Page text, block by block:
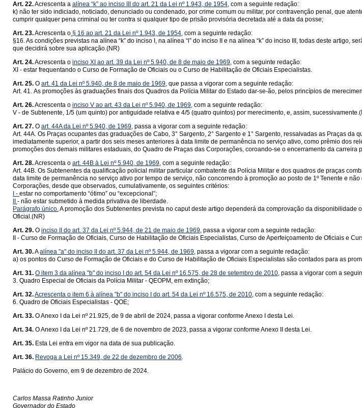
Art. 22.Acrescenta a alínea “k” ao inciso III do art. 21 da Lei nº 1.943, de 1954, com a seguinte redação:
k) não ter sido indiciado, noticiado, denunciado ou condenado, por crime comum ou militar, por contravenção penal, que
cumprir qualquer pena criminal ou ter contra si qualquer tipo de prisão provisória decretada até a data da posse;
Art. 23.Acrescenta o § 16 ao art. 21 da Lei nº 1.943, de 1954, com a seguinte redação:
§16. As condições previstas na alínea “k” do inciso I, na alínea “l” do inciso II e na alínea “k” do inciso III, todas deste
que decidirá sobre sua aplicação.(NR)
Art. 24.Acrescenta o inciso XI ao art. 39 da Lei nº 5.940, de 8 de maio de 1969, com a seguinte redação:
XI - estar frequentando o Curso de Formação de Oficiais ou o Curso de Habilitação de Oficiais Especialistas.
Art. 25. O art. 41 da Lei nº 5.940, de 8 de maio de 1969, que passa a vigorar com a seguinte redação:
Art. 41. As promoções às graduações finais dos Quadros da Polícia Militar do Estado dar-se-ão, pelos princípios de
Art. 26.Acrescenta o inciso V ao art. 43 da Lei nº 5.940, de 1969, com a seguinte redação:
V - de Subtenente, 1/5 (um quinto) por antiguidade relativa e 4/5 (quatro quintos) por merecimento, e, assim,
Art. 27. O art. 44A da Lei nº 5.940, de 1969, passa a vigorar com a seguinte redação:
Art. 44A. Os Praças ocupantes das graduações de Cabo, 3° Sargento, 2° Sargento e 1° Sargento, ressalvadas as Praças
imediatamente superior, a partir dos seis meses anteriores à data limite de permanência no serviço ativo, como prêmio dos
promoções dos demais militares estaduais, do Quadro de Praças das Corporações, coroando-se o encerramento da carreira
Art. 28.Acrescenta o art. 44B à Lei nº 5.940, de 1969, com a seguinte redação:
Art. 44B. Os Subtenentes da qualificação policial militar particular combatente da Polícia Militar e dos quadros de praças
data limite de permanência no serviço ativo por tempo de serviço, não concorrendo à promoção ao posto de 1º Tenente e
Corporações, desde que observados, cumulativamente, os seguintes critérios:
I - estar no comportamento “ótimo” ou “excepcional”;
- não estar submetido à medida privativa de liberdade.
Parágrafo único.A promoção dos Subtenentes prevista no caput deste artigo dependerá da comprovação da
Oficial.(NR)
Art. 29. O inciso II do art. 37 da Lei nº 5.944, de 21 de maio de 1969, passa a vigorar com a seguinte redação:
II - Curso de Formação de Oficiais, Curso de Habilitação de Oficiais Especialistas, Curso de Aperfeiçoamento de Oficiais e
Art. 30.Aalínea "a" do inciso II do art. 37 da Lei nº 5.944, de 1969, passa a vigorar com a seguinte redação:
a) os pontos do Curso de Formação de Oficiais e do Curso de Habilitação de Oficiais Especialistas são contados para as
Art. 31. O item 3 da alínea "b" do inciso I do art. 54 da Lei nº 16.575, de 28 de setembro de 2010, passa a vigorar com a
3. Quadro Especial de Oficiais da Polícia Militar - QEOPM, em extinção;
Art. 32.Acrescenta o item 6 à alínea "b" do inciso I do art. 54 da Lei nº 16.575, de 2010, com a seguinte redação:
6. Quadro de Oficiais Especialistas - QOE;
Art. 33. O Anexo I da Lei nº 21.925, de 9 de abril de 2024, passa a vigorar conforme Anexo I desta Lei.
Art. 34. O Anexo I da Lei nº 21.729, de 6 de novembro de 2023, passa a vigorar conforme Anexo II desta Lei.
Art. 35. Esta Lei entra em vigor na data de sua publicação.
Art. 36. Revoga a Lei nº 15.349, de 22 de dezembro de 2006.
Palácio do Governo, em 9 de dezembro de 2024.
Carlos Massa Ratinho Junior
Governador do Estado